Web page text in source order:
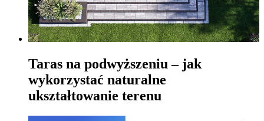
Taras na podwyższeniu – jak
wykorzystać naturalne
ukształtowanie terenu